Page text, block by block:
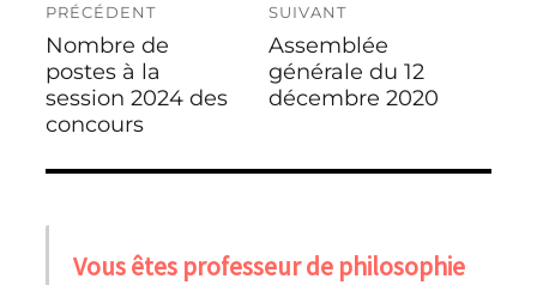
de
l’article
PRÉCÉDENT
Publication
précédente :
Nombre de
postes à la
session 2024 des
concours
SUIVANT
Publication
suivante :
Assemblée
générale du 12
décembre 2020
Vous êtes professeur de philosophie